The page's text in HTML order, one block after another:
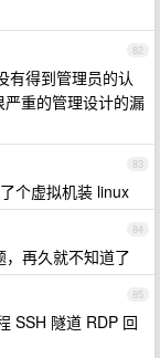
82
有得到管理员的认
重的管理设计的漏
83
个虚拟机装 linux
84
再久就不知道了
85
SSH 隧道 RDP 回